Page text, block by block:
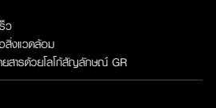
ว
งแวดล้อม
สารด้วยโลโก้สัญลักษณ์ GR